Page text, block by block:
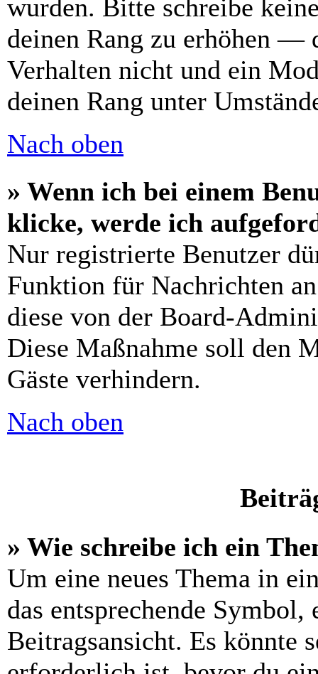
wurden. Bitte schreibe
deinen Rang zu erhöhen —
Verhalten nicht und ein
deinen Rang unter
Nach oben
» Wenn ich bei einem
klicke, werde ich
Nur registrierte Benutzer
Funktion für Nachrichten
diese von der Board-
Diese Maßnahme soll den
Gäste verhindern.
Nach oben
» Wie schreibe ich ein
Um eine neues Thema in
das entsprechende
Beitragsansicht. Es könnte